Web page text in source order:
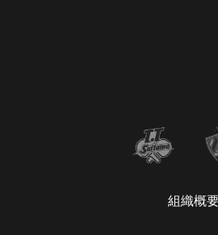
組織概